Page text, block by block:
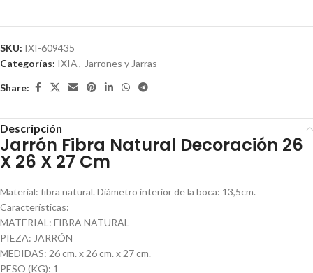
SKU: IXI-609435
Categorías: IXIA, Jarrones y Jarras
Share:
Descripción
Jarrón Fibra Natural Decoración 26
X 26 X 27 Cm
Material: fibra natural. Diámetro interior de la boca: 13,5cm.
Características:
MATERIAL: FIBRA NATURAL
PIEZA: JARRÓN
MEDIDAS: 26 cm. x 26 cm. x 27 cm.
PESO (KG): 1